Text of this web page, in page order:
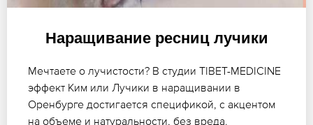
Наращивание ресниц лучики
Мечтаете о лучистости? В студии TIBET-MEDICINE
эффект Ким или Лучики в наращивании в
Оренбурге достигается спецификой, с акцентом
на объеме и натуральности, без вреда.